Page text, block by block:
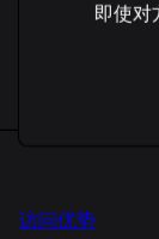
即使对
访问优势